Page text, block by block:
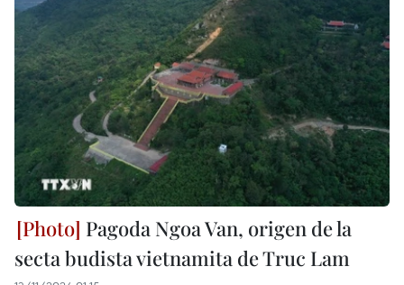
Pagoda Ngoa Van, origen de la
secta budista vietnamita de Truc Lam